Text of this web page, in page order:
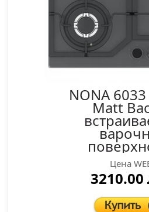
NONA 6033
Matt
Цена
3210.00